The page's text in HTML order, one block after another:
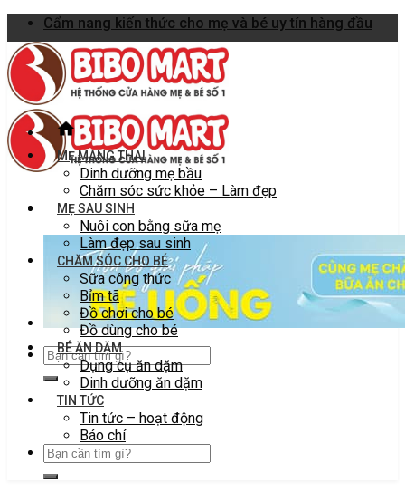
Skip
to
content
Cẩm nang kiến thức cho mẹ và bé uy tín hàng đầu
MẸ MANG THAI
Dinh dưỡng mẹ bầu
Chăm sóc sức khỏe – Làm đẹp
MẸ SAU SINH
Nuôi con bằng sữa mẹ
Làm đẹp sau sinh
CHĂM SÓC CHO BÉ
Sữa công thức
Bỉm tã
Đồ chơi cho bé
Đồ dùng cho bé
BÉ ĂN DẶM
Dụng cụ ăn dặm
Dinh dưỡng ăn dặm
TIN TỨC
Tin tức – hoạt động
Báo chí